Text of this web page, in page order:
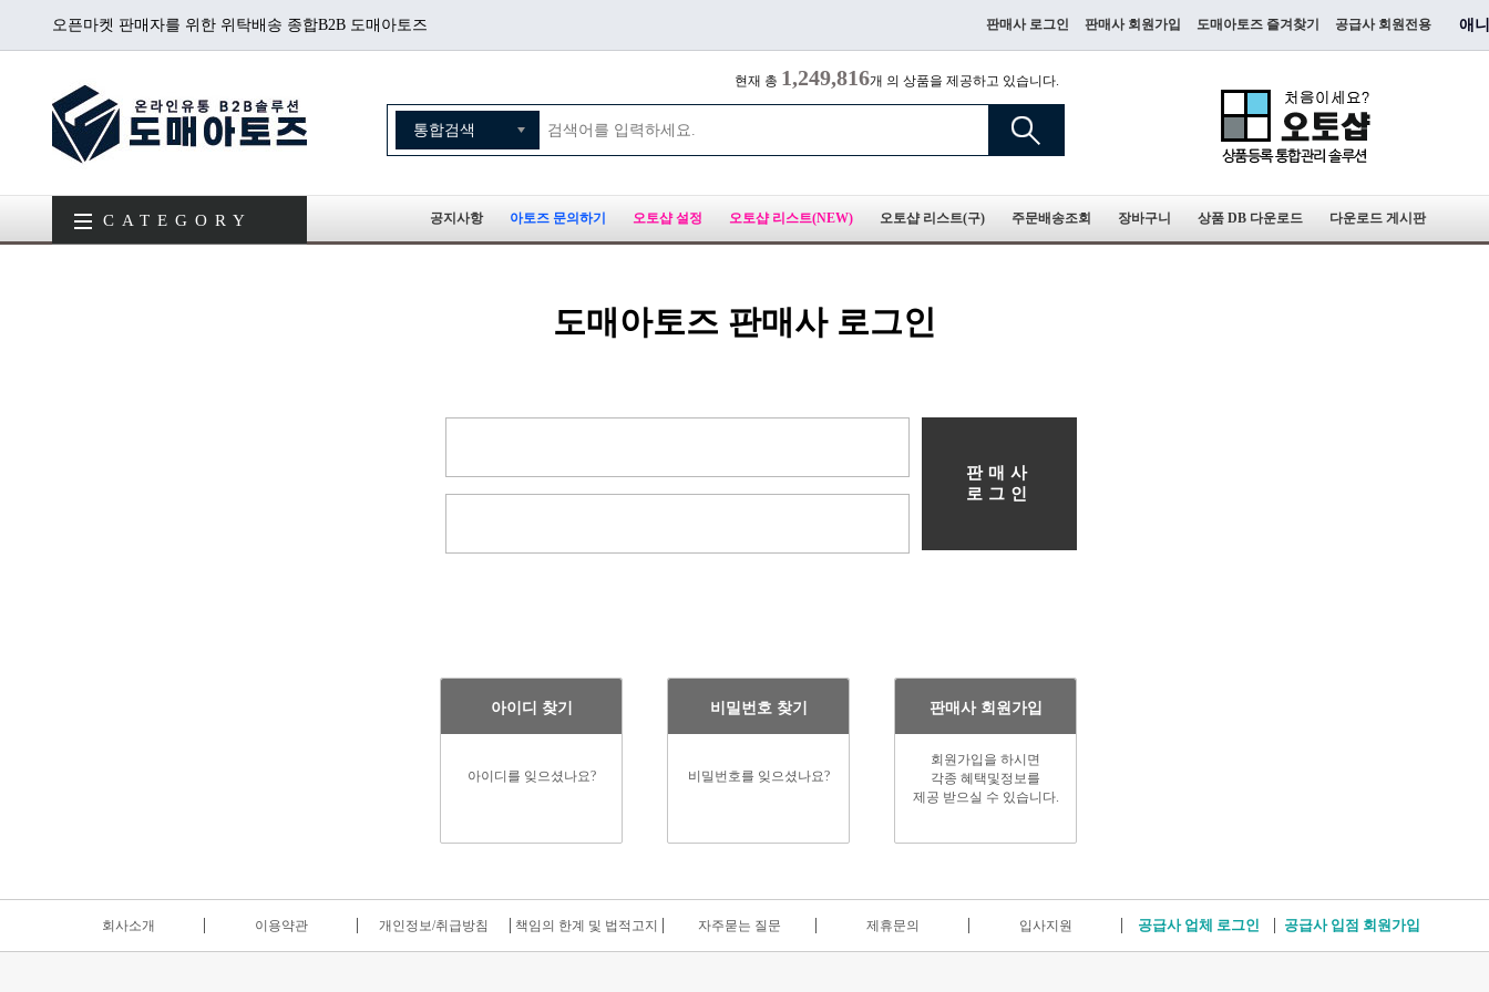
오픈마켓 판매자를 위한 위탁배송 종합B2B 도매아토즈 판매사 로그인 판매사 회원가입 도매아토즈 즐겨찾기 공급사 회원전용 애
현재 총 1,249,816개 의 상품을 제공하고 있습니다.
CATEGORY 공지사항 아토즈 문의하기 오토샵 설정 오토샵 리스트(NEW) 오토샵 리스트(구) 주문배송조회 장바구니 상품 DB 다운로드 다운로드 게시판
도매아토즈 판매사 로그인
판매사
로그인
아이디 찾기
아이디를 잊으셨나요?
비밀번호 찾기
비밀번호를 잊으셨나요?
판매사 회원가입
회원가입을 하시면
각종 혜택및정보를
제공 받으실 수 있습니다.
회사소개 이용약관 개인정보/취급방침 책임의 한계 및 법적고지 자주묻는 질문 제휴문의 입사지원 공급사 업체 로그인 공급사 입점 회원가입